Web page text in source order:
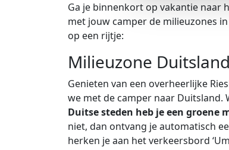
Ga je binnenkort op vakantie naar
met jouw camper de milieuzones
op een rijtje:
Milieuzone
Genieten van een overheerlijke
we met de camper naar Duitsland.
Duitse steden heb je een
niet, dan ontvang je automatisch
herken je aan het verkeersbord